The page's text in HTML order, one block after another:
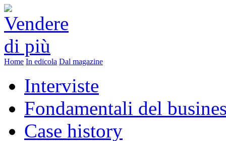
Home In edicola Dal magazine
Interviste
Fondamentali del
Case history